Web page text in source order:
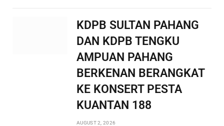
KDPB SULTAN PAHANG
DAN KDPB TENGKU
AMPUAN PAHANG
BERKENAN BERANGKAT
KE KONSERT PESTA
KUANTAN 188
AUGUST 2, 2026